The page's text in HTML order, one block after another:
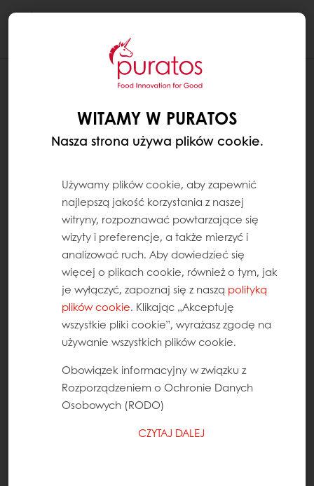
WITAMY W PURATOS
Nasza strona używa plików cookie.
Używamy plików cookie, aby zapewnić
najlepszą jakość korzystania z naszej
witryny, rozpoznawać powtarzające się
wizyty i preferencje, a także mierzyć i
analizować ruch. Aby dowiedzieć się
więcej o plikach cookie, również o tym, jak
je wyłączyć, zapoznaj się z naszą polityką
plików cookie. Klikając „Akceptuję
wszystkie pliki cookie”, wyrażasz zgodę na
używanie wszystkich plików cookie.
Obowiązek informacyjny w związku z
Rozporządzeniem o Ochronie Danych
Osobowych (RODO)
CZYTAJ DALEJ